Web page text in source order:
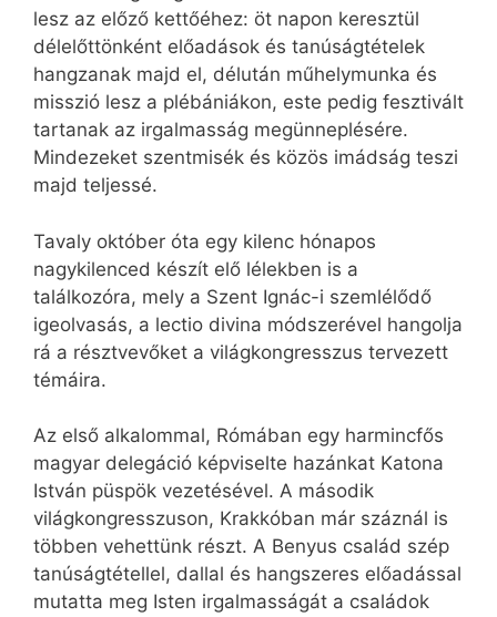
lesz az előző kettőéhez: öt napon keresztül
délelőttönként előadások és tanúságtételek
hangzanak majd el, délután műhelymunka és
misszió lesz a plébániákon, este pedig fesztivált
tartanak az irgalmasság megünneplésére.
Mindezeket szentmisék és közös imádság teszi
majd teljessé.
Tavaly október óta egy kilenc hónapos
nagykilenced készít elő lélekben is a
találkozóra, mely a Szent Ignác-i szemlélődő
igeolvasás, a lectio divina módszerével hangolja
rá a résztvevőket a világkongresszus tervezett
témáira.
Az első alkalommal, Rómában egy harmincfős
magyar delegáció képviselte hazánkat Katona
István püspök vezetésével. A második
világkongresszuson, Krakkóban már száznál is
többen vehettünk részt. A Benyus család szép
tanúságtétellel, dallal és hangszeres előadással
mutatta meg Isten irgalmasságát a családok